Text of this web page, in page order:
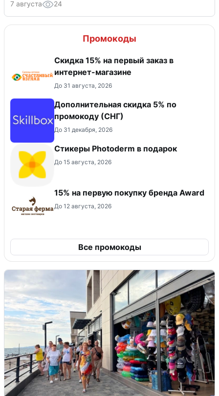
7 августа 24
Промокоды
Скидка 15% на первый заказ в
интернет-магазине
До 31 августа, 2026
Дополнительная скидка 5% по
промокоду (СНГ)
До 31 декабря, 2026
Стикеры Photoderm в подарок
До 15 августа, 2026
15% на первую покупку бренда Award
До 12 августа, 2026
Все промокоды